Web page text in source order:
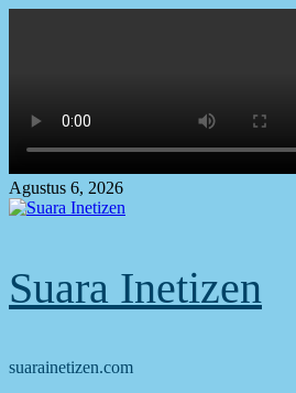
Agustus 6, 2026
Suara Inetizen
suarainetizen.com